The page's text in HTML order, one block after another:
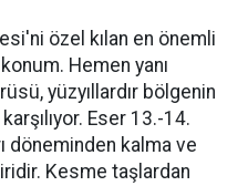
özel kılan en önemli
Hemen yanı
yüzyıllardır bölgenin
Eser 13.-14.
döneminden kalma ve
Kesme taşlardan